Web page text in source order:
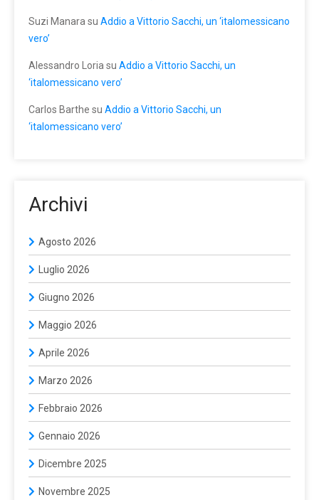
Suzi Manara su Addio a Vittorio Sacchi, un ‘italomessicano
vero’
Alessandro Loria su Addio a Vittorio Sacchi, un
‘italomessicano vero’
Carlos Barthe su Addio a Vittorio Sacchi, un
‘italomessicano vero’
Archivi
Agosto 2026
Luglio 2026
Giugno 2026
Maggio 2026
Aprile 2026
Marzo 2026
Febbraio 2026
Gennaio 2026
Dicembre 2025
Novembre 2025